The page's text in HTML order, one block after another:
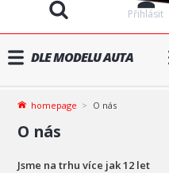
Přihlásit
DLE MODELU AUTA
homepage O nás
O nás
Jsme na trhu více jak 12 let